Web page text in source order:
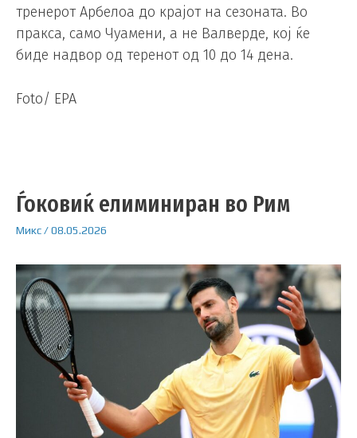
тренерот Арбелоа до крајот на сезоната. Во
пракса, само Чуамени, а не Валверде, кој ќе
биде надвор од теренот од 10 до 14 дена.
Foto/ EPA
Ѓоковиќ елиминиран во Рим
Микс/08.05.2026